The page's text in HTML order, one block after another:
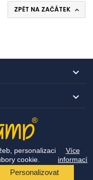
personalizaci
cookie.
Více
informací
Personalizovat
ZPĚT NA ZAČÁTEK 

